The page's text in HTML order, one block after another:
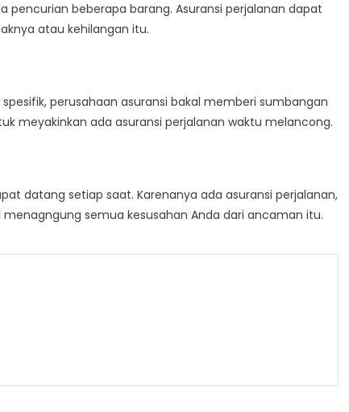
pencurian beberapa barang. Asuransi perjalanan dapat
atau kehilangan itu.
spesifik, perusahaan asuransi bakal memberi sumbangan
meyakinkan ada asuransi perjalanan waktu melancong.
datang setiap saat. Karenanya ada asuransi perjalanan,
menagngung semua kesusahan Anda dari ancaman itu.